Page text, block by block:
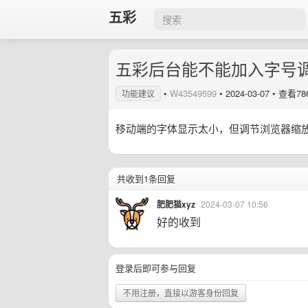
五彩
五彩后台能不能加入字号
功能建议 • W43549599 • 2024-03-07 • 查看
移动端的字体显示太小，但调节浏览器缩
共收到1条回复
肥肥猫xyz 2024-03-07 10:56
好的收到
登录后即可参与回复
不用注册，直接以游客身份回复